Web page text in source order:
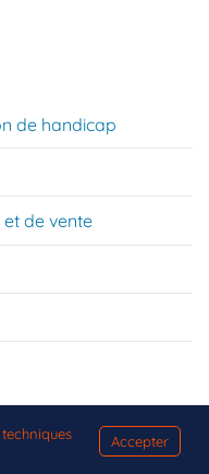
de handicap
et de vente
Accepter